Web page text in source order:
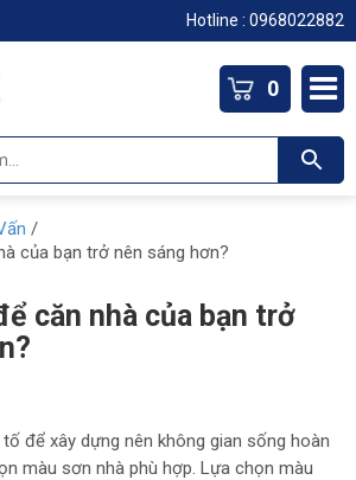
Hotline : 0968022882
0
/
của bạn trở nên sáng hơn?
căn nhà của bạn trở
để xây dựng nên không gian sống hoàn
màu sơn nhà phù hợp. Lựa chọn màu